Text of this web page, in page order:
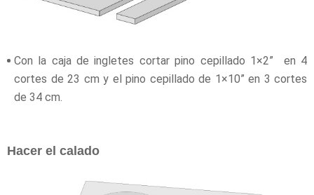
Con la caja de ingletes cortar pino cepillado 1×2” en 4
cortes de 23 cm y el pino cepillado de 1×10” en 3 cortes
de 34 cm.
Hacer el calado